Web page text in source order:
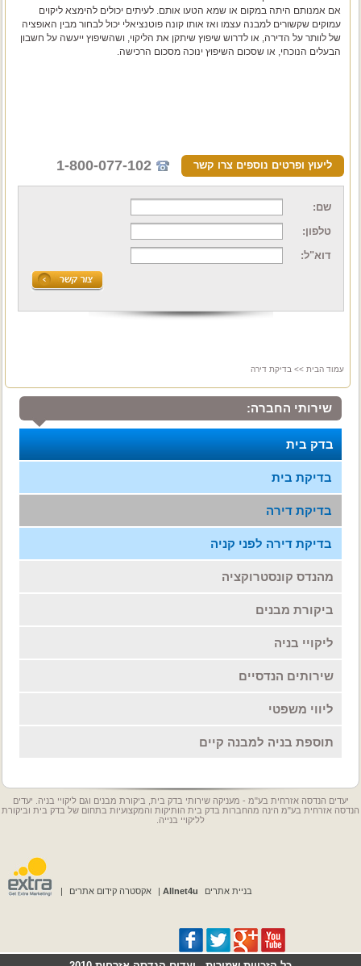
אם אמנותם היתה במקום או שמא הטעו אותם. לעיתים יכולים להימצא ליקוים
עמוקים שקשורים למבנה עצמו ואז אותו קונה פוטנציאלי יכול לבחור מבין האופציה
של לוותר על הדירה, או לדרוש שיפוץ שיתקן את הליקוי, ושהשיפוץ ייעשה על חשבון
הבעלים הנוכחי, או שסכום השיפוץ ינוכה מסכום הרכישה.
ליעוץ ופרטים נוספים צרו קשר 1-800-077-102
שם:
טלפון:
דוא"ל:
עמוד הבית >> בדיקת דירה
שירותי החברה:
בדק בית
בדיקת בית
בדיקת דירה
בדיקת דירה לפני קניה
מהנדס קונסטרוקציה
ביקורת מבנים
ליקויי בניה
שירותים הנדסיים
ליווי משפטי
תוספת בניה למבנה קיים
יעדים הנדסה אזרחית בע"מ - מעניקה שירותי בדק בית, ביקורת מבנים וגם ליקויי בניה. יעדים
הנדסה אזרחית בע"מ הינה מהחברות בדק בית הותיקות והמקצועיות בתחום של בדק בית וביקורת
לליקויי בנייה.
בניית אתרים Allnet4u
| אקסטרה קידום אתרים |